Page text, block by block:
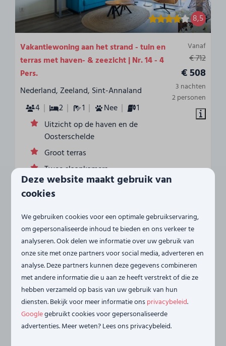
8,5
Vanaf
€ 712
€ 508
3 nachten
2 personen
Vakantiewoning aan het strand - tuin en
terras met haven- & zeezicht | Nr. 14 - 4
Pers.
Nederland, Zeeland, Sint-Annaland
4
2 1 Nee
1
Uitzicht op de haven en de
Oosterschelde
Groot terras
Twee slaapkamers
Deze website maakt gebruik van
cookies
We gebruiken cookies voor een optimale gebruikservaring,
om gepersonaliseerde inhoud te bieden en ons verkeer te
analyseren. Ook delen we informatie over uw gebruik van
onze site met onze partners voor social media, adverteren en
analyse. Deze partners kunnen deze gegevens combineren
met andere informatie die u aan ze heeft verstrekt of die ze
hebben verzameld op basis van uw gebruik van hun
diensten. Bekijk voor meer informatie onsprivacybeleid.
Googlegebruikt cookies voor gepersonaliseerde
advertenties. Meer weten? Lees ons privacybeleid.